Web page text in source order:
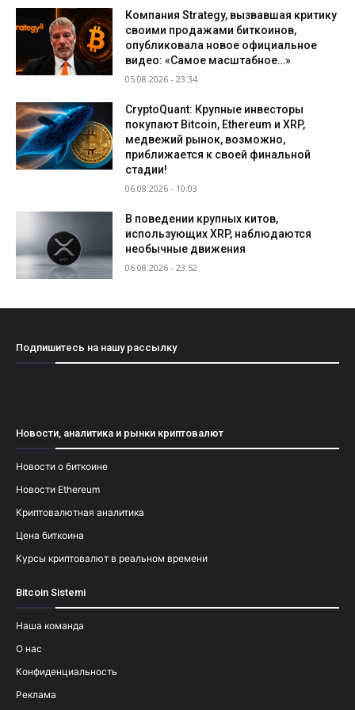
Компания Strategy, вызвавшая критику
своими продажами биткоинов,
опубликовала новое официальное
видео: «Самое масштабное…»
05.08.2026 - 23:34
CryptoQuant: Крупные инвесторы
покупают Bitcoin, Ethereum и XRP,
медвежий рынок, возможно,
приближается к своей финальной
стадии!
06.08.2026 - 10:03
В поведении крупных китов,
использующих XRP, наблюдаются
необычные движения
06.08.2026 - 23:52
Подпишитесь на нашу рассылку
Новости, аналитика и рынки криптовалют
Новости о биткоине
Новости Ethereum
Криптовалютная аналитика
Цена биткоина
Курсы криптовалют в реальном времени
Bitcoin Sistemi
Наша команда
О нас
Конфиденциальность
Реклама